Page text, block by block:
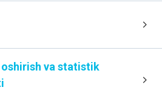
vа stаtistik